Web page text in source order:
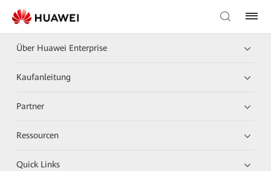
Über Huawei Enterprise
Kaufanleitung
Partner
Ressourcen
Quick Links